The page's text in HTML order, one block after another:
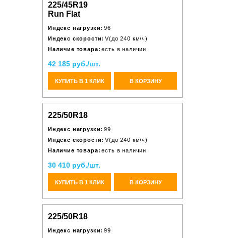
225/45R19
Run Flat
Индекс нагрузки: 96
Индекс скорости: V(до 240 км/ч)
Наличие товара: есть в наличии
42 185 руб./шт.
КУПИТЬ В 1 КЛИК В КОРЗИНУ
225/50R18
Индекс нагрузки: 99
Индекс скорости: V(до 240 км/ч)
Наличие товара: есть в наличии
30 410 руб./шт.
КУПИТЬ В 1 КЛИК В КОРЗИНУ
225/50R18
Индекс нагрузки: 99